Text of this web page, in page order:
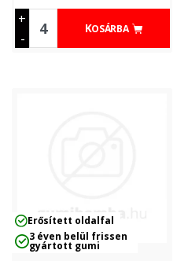
+
-
KOSÁRBA
Erősített oldalfal
3 éven belül frissen
gyártott gumi